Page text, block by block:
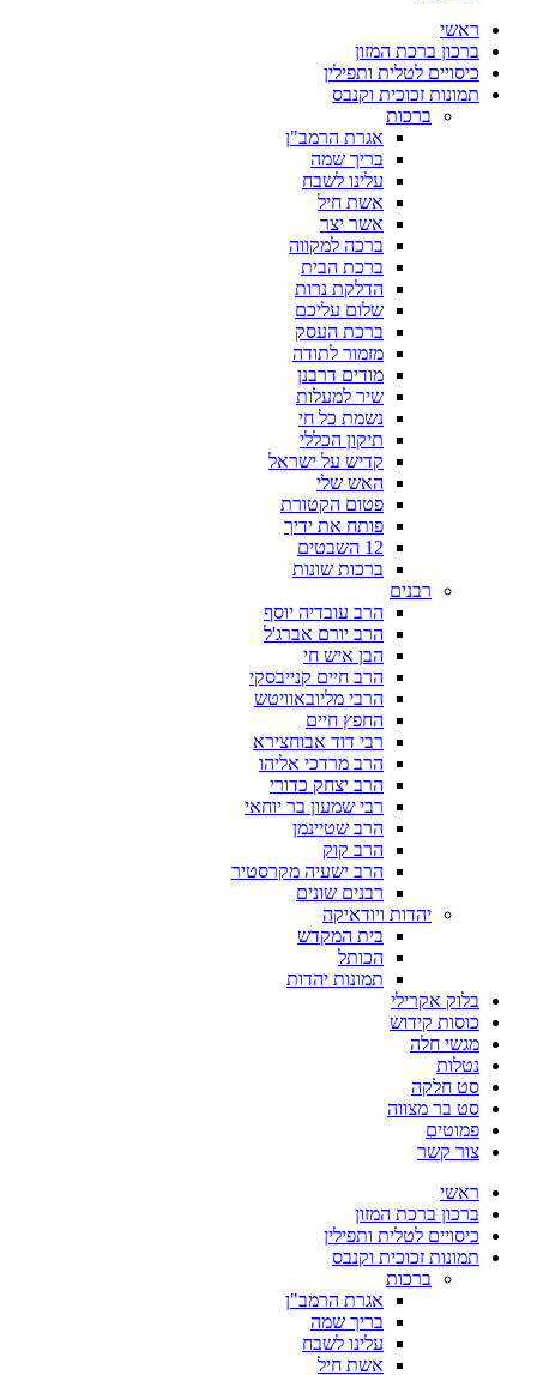
ראשי
ברכון ברכת המזון
כיסויים לטלית ותפילין
תמונות זכוכית וקנבס
ברכות
אגרת הרמב"ן
בריך שמה
עלינו לשבח
אשת חיל
אשר יצר
ברכה למקווה
ברכת הבית
הדלקת נרות
שלום עליכם
ברכת העסק
מזמור לתודה
מודים דרבנן
שיר למעלות
נשמת כל חי
תיקון הכללי
קדיש על ישראל
האש שלי
פטום הקטורת
פותח את ידיך
12 השבטים
ברכות שונות
רבנים
הרב עובדיה יוסף
הרב יורם אברג'ל
הבן איש חי
הרב חיים קנייבסקי
הרבי מליובאוויטש
החפץ חיים
רבי דוד אבוחצירא
הרב מרדכי אליהו
הרב יצחק כדורי
רבי שמעון בר יוחאי
הרב שטיינמן
הרב קוק
הרב ישעיה מקרסטיר
רבנים שונים
יהדות ויודאיקה
בית המקדש
הכותל
תמונות יהדות
בלוק אקרילי
כוסות קידוש
מגשי חלה
נטלות
סט חלקה
סט בר מצווה
פמוטים
צור קשר
ראשי
ברכון ברכת המזון
כיסויים לטלית ותפילין
תמונות זכוכית וקנבס
ברכות
אגרת הרמב"ן
בריך שמה
עלינו לשבח
אשת חיל